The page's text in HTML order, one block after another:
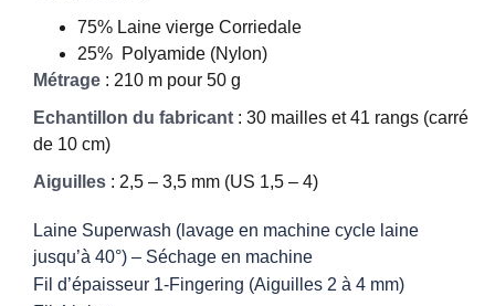
75% Laine vierge Corriedale
25% Polyamide (Nylon)
Métrage : 210 m pour 50 g
Echantillon du fabricant : 30 mailles et 41 rangs (carré
de 10 cm)
Aiguilles : 2,5 – 3,5 mm (US 1,5 – 4)
Laine Superwash (lavage en machine cycle laine
jusqu’à 40°) – Séchage en machine
Fil d’épaisseur 1-Fingering (Aiguilles 2 à 4 mm)